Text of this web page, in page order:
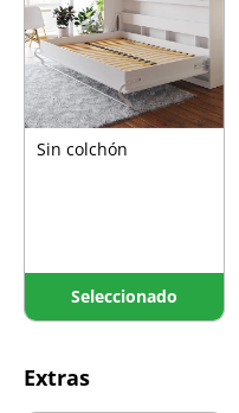
Sin colchón
Seleccionado
Extras